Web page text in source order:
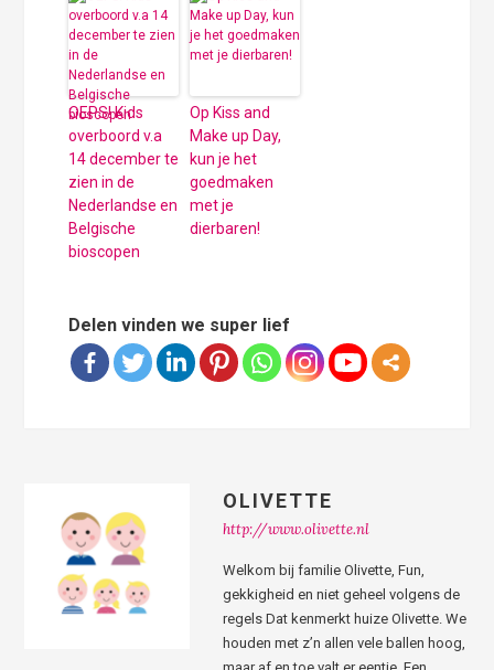
OEPS! Kids
overboord v.a
14 december te
zien in de
Nederlandse en
Belgische
bioscopen
Op Kiss and
Make up Day,
kun je het
goedmaken
met je
dierbaren!
Delen vinden we super lief
OLIVETTE
http://www.olivette.nl
Welkom bij familie Olivette, Fun,
gekkigheid en niet geheel volgens de
regels Dat kenmerkt huize Olivette. We
houden met z’n allen vele ballen hoog,